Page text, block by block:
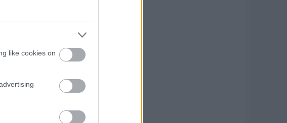
like cookies on